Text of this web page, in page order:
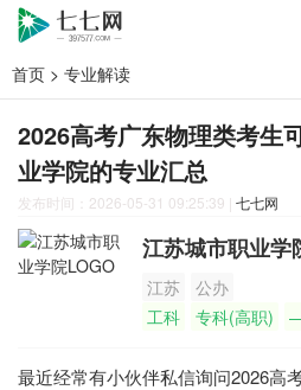
首页 > 专业解读
2026高考广东物理类考生
业学院的专业汇总
发布时间：2026-05-31 09:25:39 | 七七网
江苏城市职业学
江苏
公办
工科
专科(高职)
最近经常有小伙伴私信询问2026高